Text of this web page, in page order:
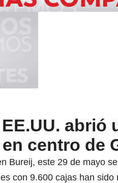
abrió
centro de
Bureij, este 29 de mayo
con 9.600 cajas han